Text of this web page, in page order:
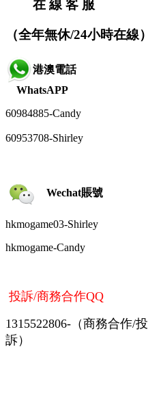
在 線 客 服
（全年無休/24小時在線）
港澳電話
WhatsAPP
60984885-Candy
60953708-Shirley
Wechat賬號
hkmogame03-Shirley
hkmogame-Candy
投訴/商務合作QQ
1315522806-（商務合作/投
訴）